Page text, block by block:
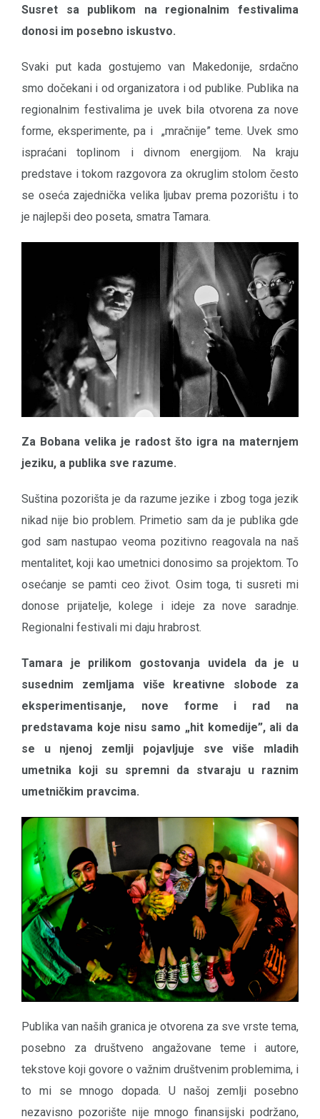
Susret sa publikom na regionalnim festivalima
donosi im posebno iskustvo.
Svaki put kada gostujemo van Makedonije, srdačno
smo dočekani i od organizatora i od publike. Publika na
regionalnim festivalima je uvek bila otvorena za nove
forme, eksperimente, pa i „mračnije” teme. Uvek smo
ispraćani toplinom i divnom energijom. Na kraju
predstave i tokom razgovora za okruglim stolom često
se oseća zajednička velika ljubav prema pozorištu i to
je najlepši deo poseta, smatra Tamara.
Za Bobana velika je radost što igra na maternjem
jeziku, a publika sve razume.
Suština pozorišta je da razume jezike i zbog toga jezik
nikad nije bio problem. Primetio sam da je publika gde
god sam nastupao veoma pozitivno reagovala na naš
mentalitet, koji kao umetnici donosimo sa projektom. To
osećanje se pamti ceo život. Osim toga, ti susreti mi
donose prijatelje, kolege i ideje za nove saradnje.
Regionalni festivali mi daju hrabrost.
Tamara je prilikom gostovanja uvidela da je u
susednim zemljama više kreativne slobode za
eksperimentisanje, nove forme i rad na
predstavama koje nisu samo „hit komedije”, ali da
se u njenoj zemlji pojavljuje sve više mladih
umetnika koji su spremni da stvaraju u raznim
umetničkim pravcima.
Publika van naših granica je otvorena za sve vrste tema,
posebno za društveno angažovane teme i autore,
tekstove koji govore o važnim društvenim problemima, i
to mi se mnogo dopada. U našoj zemlji posebno
nezavisno pozorište nije mnogo finansijski podržano,